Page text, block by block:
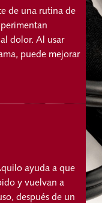
de una rutina de
dolor. Al usar
puede mejorar
ayuda a que
y vuelvan a
después de un